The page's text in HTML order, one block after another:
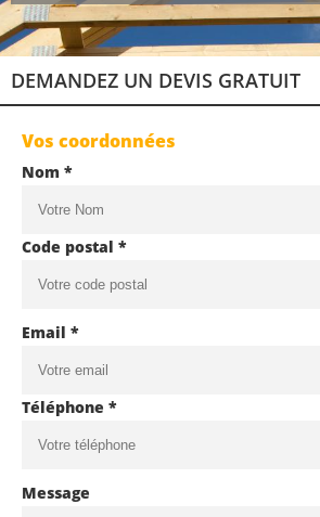
DEMANDEZ UN DEVIS GRATUIT
Vos coordonnées
Nom *
Code postal *
Email *
Téléphone *
Message